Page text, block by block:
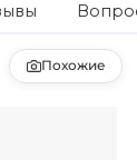
Похожие